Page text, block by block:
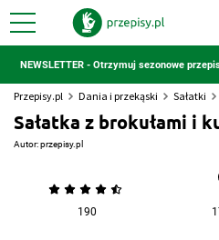
NEWSLETTER - Otrzymuj sezonowe
Przepisy.pl Dania i przekąski Sałatki
Sałatka z brokułami i
Autor:przepisy.pl
190